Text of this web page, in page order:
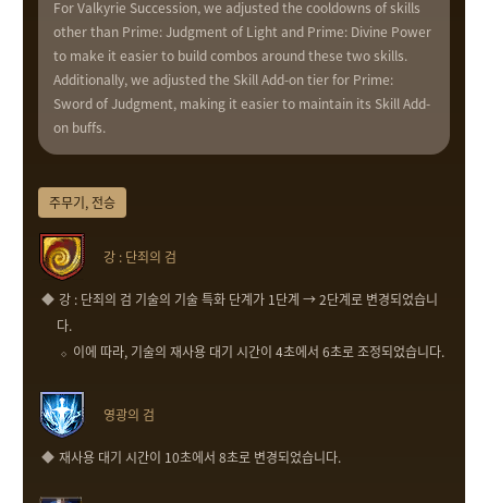
For Valkyrie Succession, we adjusted the cooldowns of skills
other than Prime: Judgment of Light and Prime: Divine Power
to make it easier to build combos around these two skills.
Additionally, we adjusted the Skill Add-on tier for Prime:
Sword of Judgment, making it easier to maintain its Skill Add-
on buffs.
주무기, 전승
강 : 단죄의 검
강 : 단죄의 검 기술의 기술 특화 단계가 1단계 → 2단계로 변경되었습니
다.
이에 따라, 기술의 재사용 대기 시간이 4초에서 6초로 조정되었습니다.
영광의 검
재사용 대기 시간이 10초에서 8초로 변경되었습니다.